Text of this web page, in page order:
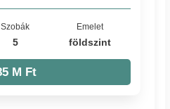
Szobák
5
Emelet
földszint
M Ft